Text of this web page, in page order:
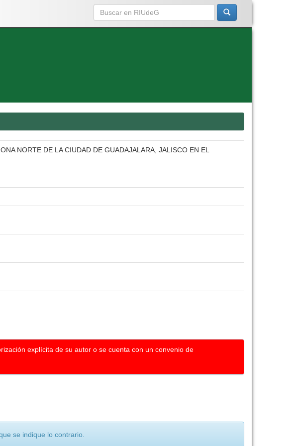
NORTE DE LA CIUDAD DE GUADAJALARA, JALISCO EN EL
explícita de su autor o se cuenta con un convenio de
se indique lo contrario.